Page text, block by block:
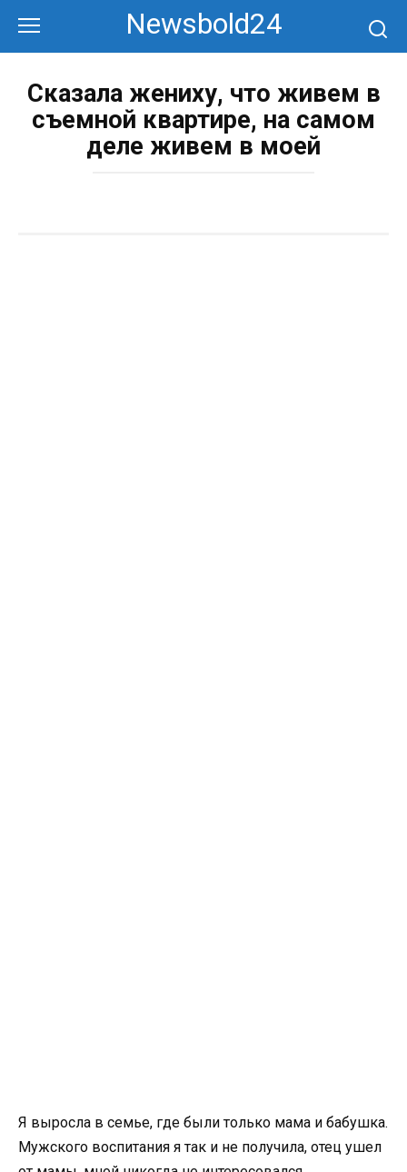
контенту
Newsbold24
Сказала жениху, что живем в
съемной квартире, на самом
деле живем в моей
Я выросла в семье, где были только мама и бабушка.
Мужского воспитания я так и не получила, отец ушел